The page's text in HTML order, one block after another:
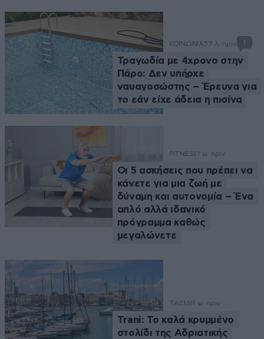
ΚΟΙΝΩΝΙΑ57 λ. πριν 1
Τραγωδία με 4χρονο στην
Πάρο: Δεν υπήρχε
ναυαγοσώστης – Έρευνα για
το εάν είχε άδεια η πισίνα
FITNESS 1 ω. πριν
Οι 5 ασκήσεις που πρέπει να
κάνετε για μια ζωή με
δύναμη και αυτονομία – Ένα
απλό αλλά ιδανικό
πρόγραμμα καθώς
μεγαλώνετε
ΤΑΞΙΔΙ 1 ω. πριν
Trani: Το καλά κρυμμένο
στολίδι της Αδριατικής